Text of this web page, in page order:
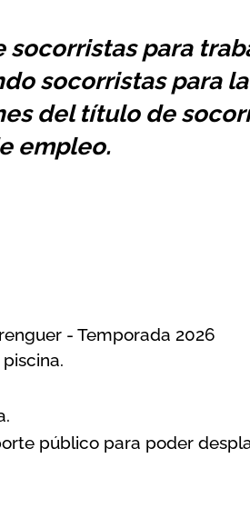
socorristaspara
socorristas para
del título de
empleo.
- Temporada 2026
público para poder